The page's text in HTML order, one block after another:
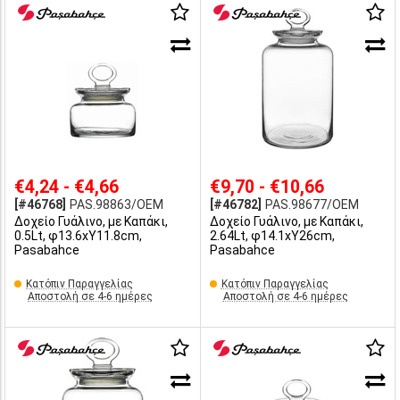
€4,24 - €4,66
[#46768]
PAS.98863/OEM
Δοχείο Γυάλινο, με Καπάκι,
0.5Lt, φ13.6xΥ11.8cm,
Pasabahce
Κατόπιν Παραγγελίας
Αποστολή σε 4-6 ημέρες
€9,70 - €10,66
[#46782]
PAS.98677/OEM
Δοχείο Γυάλινο, με Καπάκι,
2.64Lt, φ14.1xY26cm,
Pasabahce
Κατόπιν Παραγγελίας
Αποστολή σε 4-6 ημέρες